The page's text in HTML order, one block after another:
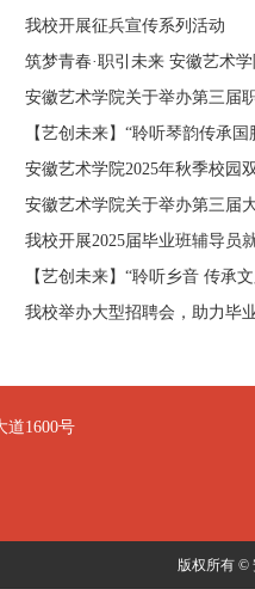
我校开展征兵宣传系列活动
筑梦青春·职引未来 安徽艺术
安徽艺术学院关于举办第三届
【艺创未来】“聆听琴韵传承
安徽艺术学院2025年秋季校园
安徽艺术学院关于举办第三届
我校开展2025届毕业班辅导员
【艺创未来】“聆听乡音 传承
我校举办大型招聘会，助力毕
道1600号
版权所有 ©️